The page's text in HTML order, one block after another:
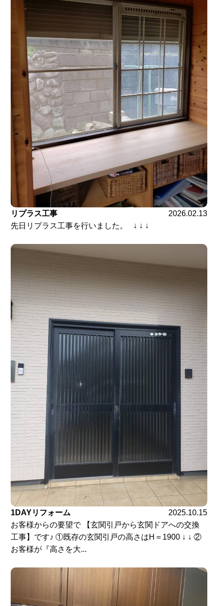
リプラス工事
2026.02.13
先日リプラス工事を行いました。 ↓ ↓ ↓
1DAYリフォーム
2025.10.15
お客様からの要望で 【玄関引戸から玄関ドアへの交換
工事】です♪ ①既存の玄関引戸の高さはH＝1900 ↓ ↓ ②
お客様が『高さを大...